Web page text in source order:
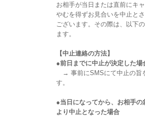
お相手が当日または直前にキ
やむを得ずお見合いを中止と
ございます。その際は、以下
ます。
【中止連絡の方法】
●前日までに中止が決定した場
→ 事前にSMSにて中止の旨
す。
●当日になってから、お相手の
より中止となった場合